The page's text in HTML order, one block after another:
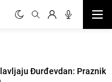
Đurđevdan: Praznik